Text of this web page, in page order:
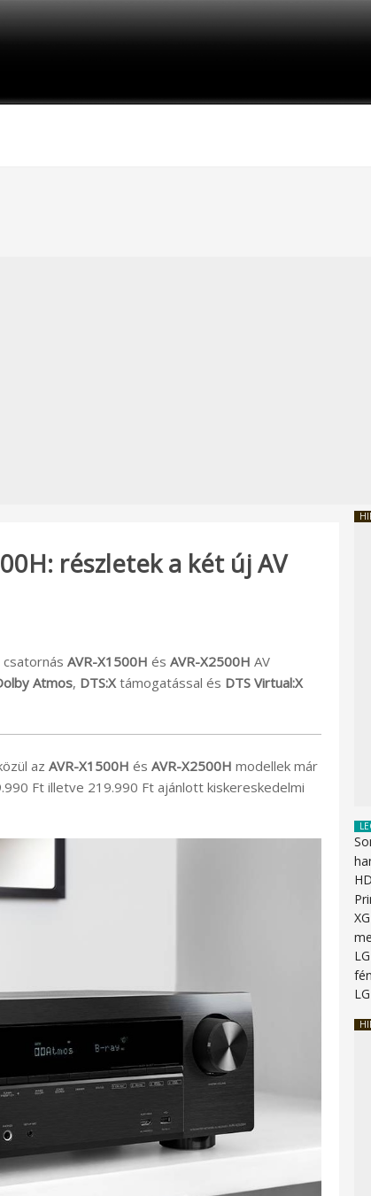
részletek a két új AV
AVR-X1500H és AVR-X2500H AV
Atmos, DTS:X támogatással és DTS Virtual:X
az AVR-X1500H és AVR-X2500H modellek már
Ft illetve 219.990 Ft ajánlott kiskereskedelmi